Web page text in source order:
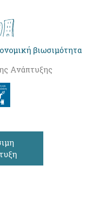
βιωσιμότητα
Ανάπτυξης